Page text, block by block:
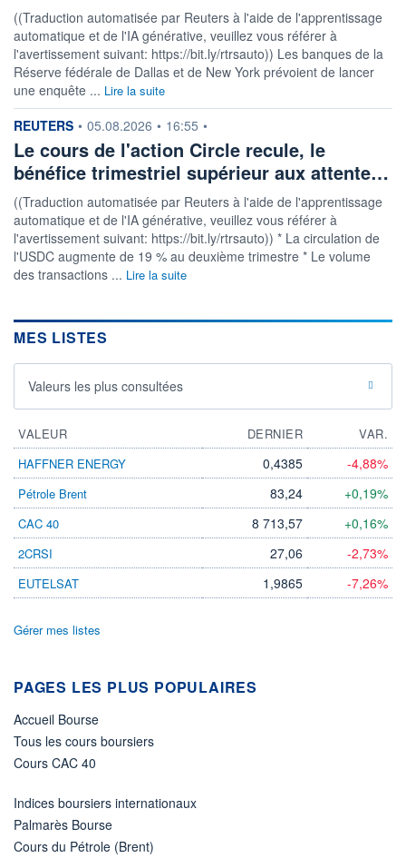
((Traduction automatisée par Reuters à l'aide de l'apprentissage
automatique et de l'IA générative, veuillez vous référer à
l'avertissement suivant: https://bit.ly/rtrsauto)) Les banques de la
Réserve fédérale de Dallas et de New York prévoient de lancer
une enquête ... Lire la suite
information fournie par
REUTERS • 05.08.2026 • 16:55 •
Le cours de l'action Circle recule, le
bénéfice trimestriel supérieur aux attente…
((Traduction automatisée par Reuters à l'aide de l'apprentissage
automatique et de l'IA générative, veuillez vous référer à
l'avertissement suivant: https://bit.ly/rtrsauto)) * La circulation de
l'USDC augmente de 19 % au deuxième trimestre * Le volume
des transactions ... Lire la suite
MES LISTES
Valeurs les plus consultées
VALEUR DERNIER
VAR.
HAFFNER ENERGY
0,4385 -4,88%
Pétrole Brent 83,24 +0,19%
CAC 40 8 713,57 +0,16%
2CRSI 27,06 -2,73%
EUTELSAT 1,9865 -7,26%
Gérer mes listes
PAGES LES PLUS POPULAIRES
Accueil Bourse
Tous les cours boursiers
Cours CAC 40
Indices boursiers internationaux
Palmarès Bourse
Cours du Pétrole (Brent)